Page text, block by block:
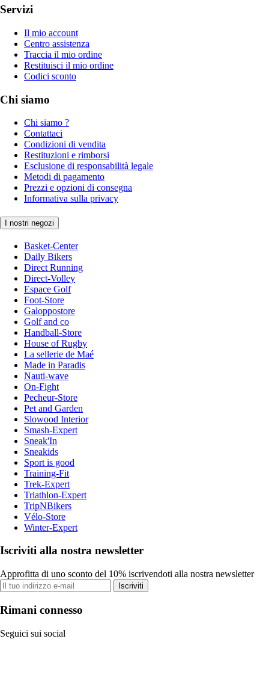
Servizi
Il mio account
Centro assistenza
Traccia il mio ordine
Restituisci il mio ordine
Codici sconto
Chi siamo
Chi siamo ?
Contattaci
Condizioni di vendita
Restituzioni e rimborsi
Esclusione di responsabilità legale
Metodi di pagamento
Prezzi e opzioni di consegna
Informativa sulla privacy
I nostri negozi
Basket-Center
Daily Bikers
Direct Running
Direct-Volley
Espace Golf
Foot-Store
Galoppostore
Golf and co
Handball-Store
House of Rugby
La sellerie de Maé
Made in Paradis
Nauti-wave
On-Fight
Pecheur-Store
Pet and Garden
Slowood Interior
Smash-Expert
Sneak'In
Sneakids
Sport is good
Training-Fit
Trek-Expert
Triathlon-Expert
TripNBikers
Vélo-Store
Winter-Expert
Iscriviti alla nostra newsletter
Approfitta di uno sconto del 10% iscrivendoti alla nostra newsletter
Iscriviti
Rimani connesso
Seguici sui social